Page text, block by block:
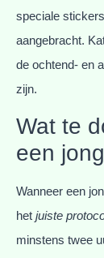
speciale
aangebracht.
de ochtend- en
zijn.
Wat te
een
Wanneer een
het juiste
minstens twee